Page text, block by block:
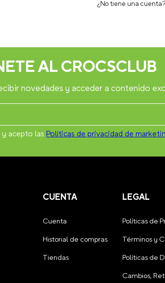
¿No tiene una
AL CROCSCLUB
novedades y acceder a contenido
acepto las Políticas de privacidad de
CUENTA
Cuenta
Historial de compras
Tiendas
LEGAL
Políticas de
Términos y
Políticas de
Cambios,